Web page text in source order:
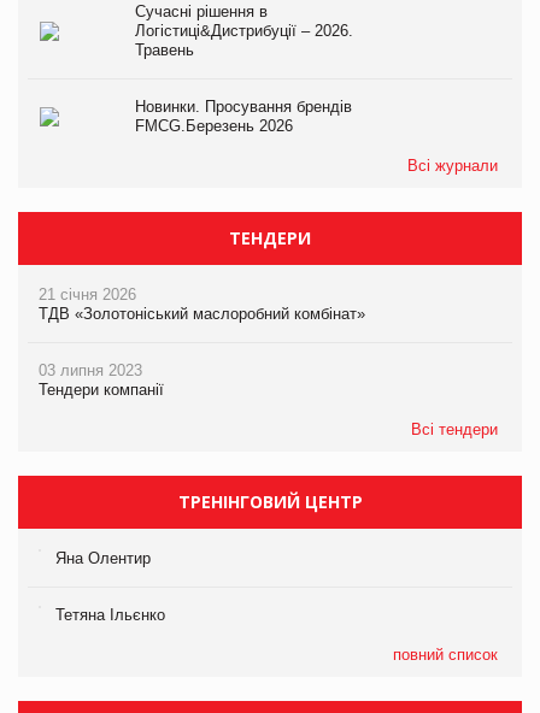
Сучасні рішення в
Логістиці&Дистрибуції – 2026.
Травень
Новинки. Просування брендів
FMCG.Березень 2026
Всі журнали
ТЕНДЕРИ
21 січня 2026
ТДВ «Золотоніський маслоробний комбінат»
03 липня 2023
Тендери компанії
Всі тендери
ТРЕНІНГОВИЙ ЦЕНТР
Яна Олентир
Тетяна Ільєнко
повний список